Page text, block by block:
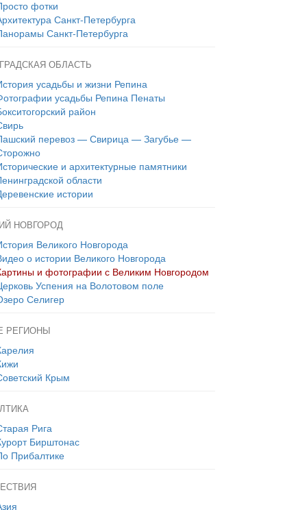
фотки
Санкт-Петербурга
Санкт-Петербурга
ОБЛАСТЬ
усадьбы и жизни Репина
усадьбы Репина Пенаты
район
перевоз — Свирица — Загубье —
и архитектурные памятники
области
истории
НОВГОРОД
Великого Новгорода
о истории Великого Новгорода
и фотографии с Великим Новгородом
Успения на Волотовом поле
Селигер
РЕГИОНЫ
Крым
Рига
Бирштонас
Прибалтике